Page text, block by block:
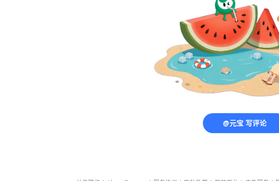
@元宝 写评论